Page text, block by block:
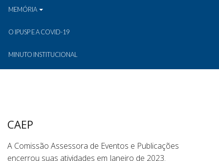
MEMÓRIA
O IPUSP E A COVID-19
MINUTO INSTITUCIONAL
CAEP
A Comissão Assessora de Eventos e Publicações
encerrou suas atividades em Janeiro de 2023.